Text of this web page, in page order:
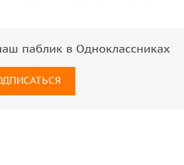
паблик в Одноклассниках